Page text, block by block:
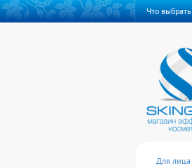
Что выбрать
Для лица